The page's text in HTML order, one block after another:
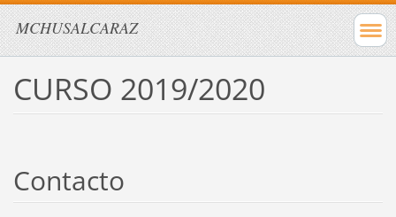
MCHUSALCARAZ
CURSO 2019/2020
Contacto